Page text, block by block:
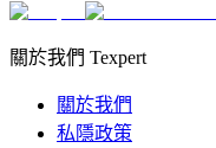
關於我們 Texpert
關於我們
私隱政策